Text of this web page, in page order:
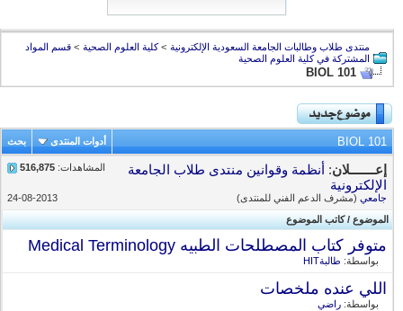
منتدى طلاب وطالبات الجامعة السعودية الإلكترونية > كلية العلوم الصحية > قسم المواد
المشتركة في كلية العلوم الصحية
BIOL 101
BIOL 101 أدوات المنتدى بحث
المشاهدات:516,875 إعـــــــلان:أنظمة وقوانين منتدى طلاب الجامعة
الإلكترونية
24-08-2013 جامعي(مشرف الدعم الفني للمنتدى)
الموضوع/كاتب الموضوع
متوفر كتاب المصطلحات الطبيه Medical Terminology
بواسطة:طالبةHIT
اللي عنده ملخصات
بواسطة:راضي